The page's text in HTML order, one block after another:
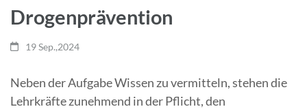
Drogenprävention
19 Sep.,2024
Neben der Aufgabe Wissen zu vermitteln, stehen die
Lehrkräfte zunehmend in der Pflicht, den